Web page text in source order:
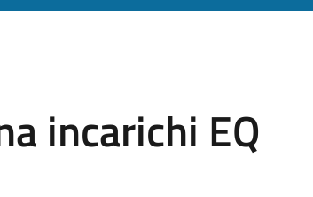
incarichi EQ